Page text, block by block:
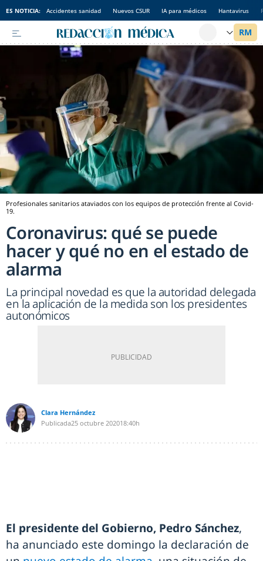
ES NOTICIA: Accidentes sanidad Nuevos CSUR IA para médicos Hantavirus
Profesionales sanitarios ataviados con los equipos de protección frente al Covid-
19.
Coronavirus: qué se puede
hacer y qué no en el estado de
alarma
La principal novedad es que la autoridad delegada
en la aplicación de la medida son los presidentes
autonómicos
Clara Hernández
Publicada25 octubre 202018:40h
El presidente del Gobierno, Pedro Sánchez,
ha anunciado este domingo la declaración de